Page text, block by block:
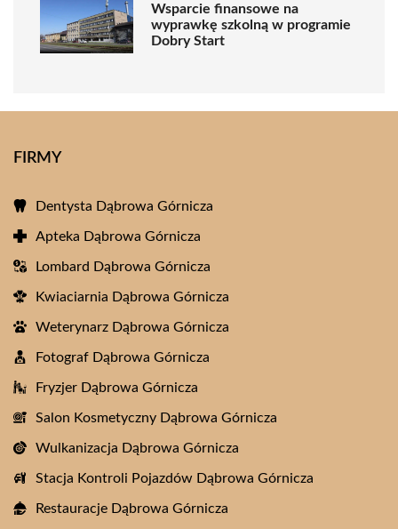
Wsparcie finansowe na
wyprawkę szkolną w programie
Dobry Start
FIRMY
Dentysta Dąbrowa Górnicza
Apteka Dąbrowa Górnicza
Lombard Dąbrowa Górnicza
Kwiaciarnia Dąbrowa Górnicza
Weterynarz Dąbrowa Górnicza
Fotograf Dąbrowa Górnicza
Fryzjer Dąbrowa Górnicza
Salon Kosmetyczny Dąbrowa Górnicza
Wulkanizacja Dąbrowa Górnicza
Stacja Kontroli Pojazdów Dąbrowa Górnicza
Restauracje Dąbrowa Górnicza